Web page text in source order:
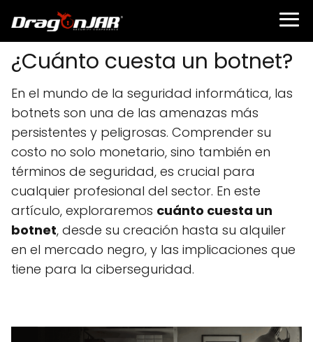
¿Cuánto cuesta un botnet?
En el mundo de la seguridad informática, las
botnets son una de las amenazas más
persistentes y peligrosas. Comprender su
costo no solo monetario, sino también en
términos de seguridad, es crucial para
cualquier profesional del sector. En este
artículo, exploraremos cuánto cuesta un
botnet, desde su creación hasta su alquiler
en el mercado negro, y las implicaciones que
tiene para la ciberseguridad.